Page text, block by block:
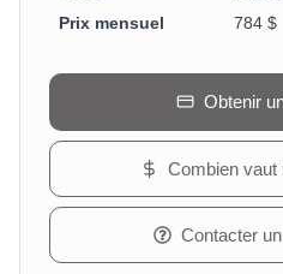
Prix mensuel
784 $
Obtenir
Combien vaut
Contacter